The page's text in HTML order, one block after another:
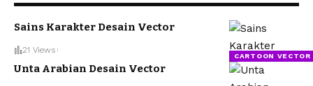
CARTOON VECTOR
Sains Karakter Desain Vector
21 Views
Unta Arabian Desain Vector